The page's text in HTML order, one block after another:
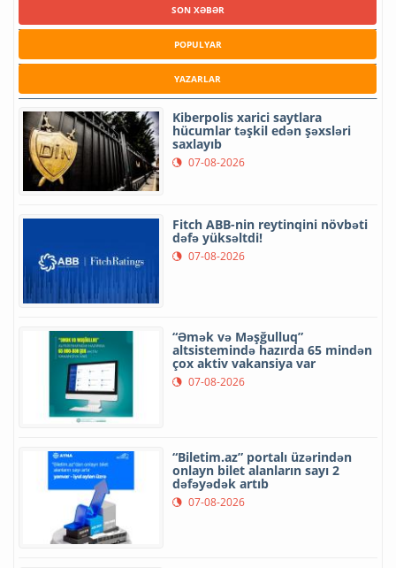
SON XƏBƏR
POPULYAR
YAZARLAR
Kiberpolis xarici saytlara
hücumlar təşkil edən şəxsləri
saxlayıb
07-08-2026
Fitch ABB-nin reytinqini növbəti
dəfə yüksəltdi!
07-08-2026
“Əmək və Məşğulluq”
altsistemində hazırda 65 mindən
çox aktiv vakansiya var
07-08-2026
“Biletim.az” portalı üzərindən
onlayn bilet alanların sayı 2
dəfəyədək artıb
07-08-2026